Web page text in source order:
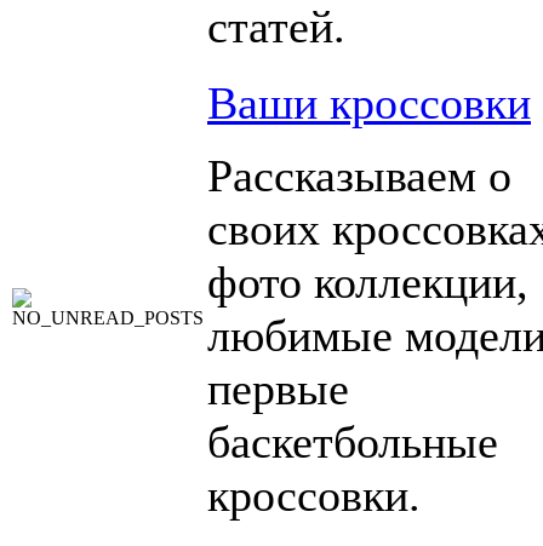
статей.
Ваши кроссовки
Рассказываем о
своих
фото коллекции,
любимые
первые
баскетбольные
кроссовки.